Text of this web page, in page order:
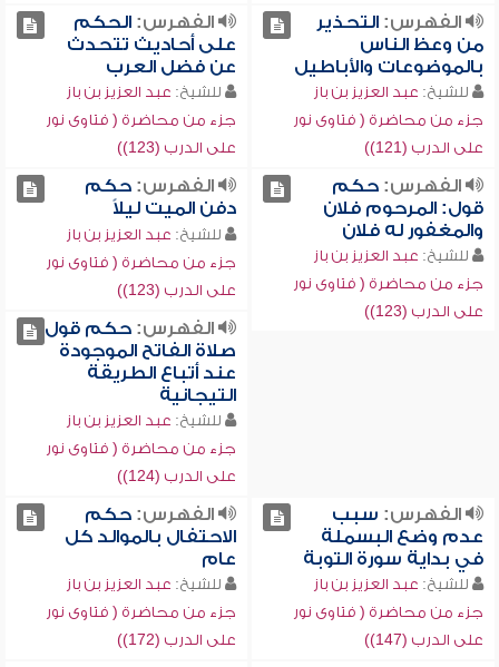
الفهرس:التحذير
من وعظ الناس
بالموضوعات والأباطيل
للشيخ: عبد العزيز بن باز
جزء من محاضرة ( فتاوى نور
على الدرب (121))
الفهرس:الحكم
على أحاديث تتحدث
عن فضل العرب
للشيخ: عبد العزيز بن باز
جزء من محاضرة ( فتاوى نور
على الدرب (123))
الفهرس:حكم
قول: المرحوم فلان
والمغفور له فلان
للشيخ: عبد العزيز بن باز
جزء من محاضرة ( فتاوى نور
على الدرب (123))
الفهرس:حكم
دفن الميت ليلاً
للشيخ: عبد العزيز بن باز
جزء من محاضرة ( فتاوى نور
على الدرب (123))
الفهرس:حكم قول
صلاة الفاتح الموجودة
عند أتباع الطريقة
التيجانية
للشيخ: عبد العزيز بن باز
جزء من محاضرة ( فتاوى نور
على الدرب (124))
الفهرس: سبب
عدم وضع البسملة
في بداية سورة التوبة
للشيخ: عبد العزيز بن باز
جزء من محاضرة ( فتاوى نور
على الدرب (147))
الفهرس:حكم
الاحتفال بالموالد كل
عام
للشيخ: عبد العزيز بن باز
جزء من محاضرة ( فتاوى نور
على الدرب (172))